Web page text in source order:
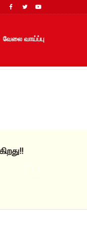
வேலை வாய்ப்பு